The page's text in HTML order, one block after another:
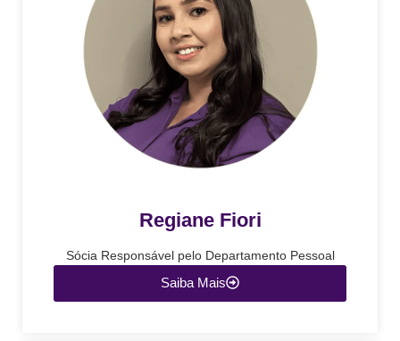
Regiane Fiori
Sócia Responsável pelo Departamento Pessoal
Saiba Mais